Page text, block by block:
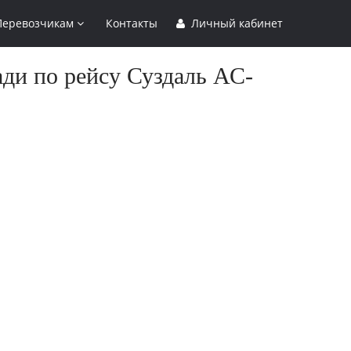
Контакты Личный кабинет
по рейсу Суздаль АС-